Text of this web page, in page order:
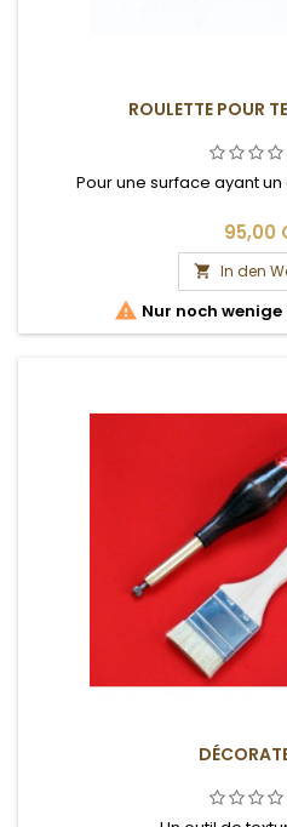
ROULETTE POUR
Pour une surface ayant
95,00
 In den
 Nur noch